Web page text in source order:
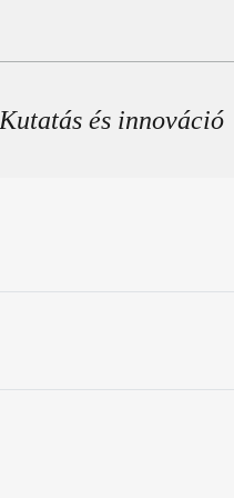
Kutatás és innováció